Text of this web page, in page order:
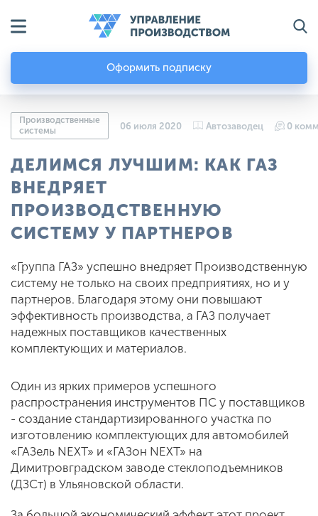
Оформить подписку
Производственные
системы
06 июля 2020 Автозаводец 0
ДЕЛИМСЯ ЛУЧШИМ: КАК ГАЗ
ВНЕДРЯЕТ
ПРОИЗВОДСТВЕННУЮ
СИСТЕМУ У ПАРТНЕРОВ
«Группа ГАЗ» успешно внедряет Производственную
систему не только на своих предприятиях, но и у
партнеров. Благодаря этому они повышают
эффективность производства, а ГАЗ получает
надежных поставщиков качественных
комплектующих и материалов.
Один из ярких примеров успешного
распространения инструментов ПС у поставщиков
- создание стандартизированного участка по
изготовлению комплектующих для автомобилей
«ГАЗель NEXT» и «ГАЗон NEXT» на
Димитровградском заводе стеклоподъемников
(ДЗСт) в Ульяновской области.